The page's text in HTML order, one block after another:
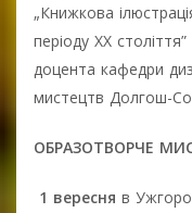
„Книжкова
періоду ХХ
доцента кафедри
мистецтв Долгош-
ОБРАЗОТВОРЧЕ
1 вересня в